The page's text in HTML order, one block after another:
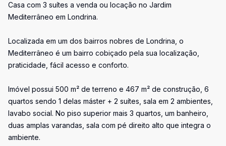
Casa com 3 suítes a venda ou locação no Jardim
Mediterrâneo em Londrina.
Localizada em um dos bairros nobres de Londrina, o
Mediterrâneo é um bairro cobiçado pela sua localização,
praticidade, fácil acesso e conforto.
Imóvel possui 500 m² de terreno e 467 m² de construção, 6
quartos sendo 1 delas máster + 2 suítes, sala em 2 ambientes,
lavabo social. No piso superior mais 3 quartos, um banheiro,
duas amplas varandas, sala com pé direito alto que integra o
ambiente.